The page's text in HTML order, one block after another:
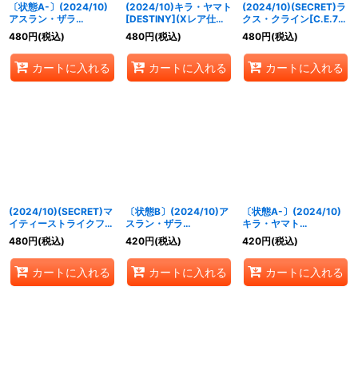
〔状態A-〕(2024/10)
アスラン・ザラ
[DESTINY](Xレア仕様)
【R】{CB27-014}
《白》
480円(税込)
カートに入れる
(2024/10)キラ・ヤマト
[DESTINY](Xレア仕様)
【R】{CB27-015}
《白》
480円(税込)
カートに入れる
(2024/10)(SECRET)ラ
クス・クライン[C.E.75]
【M-SEC】{CBX01-
012}《白》
480円(税込)
カートに入れる
(2024/10)(SECRET)マ
イティーストライクフリ
ーダムガンダム【X-
SEC】{CBX01-X03}
《白》
480円(税込)
カートに入れる
〔状態B〕(2024/10)ア
スラン・ザラ
[DESTINY](Xレア仕様)
【R】{CB27-014}
《白》
420円(税込)
カートに入れる
〔状態A-〕(2024/10)
キラ・ヤマト
[DESTINY](Xレア仕様)
【R】{CB27-015}
《白》
420円(税込)
カートに入れる